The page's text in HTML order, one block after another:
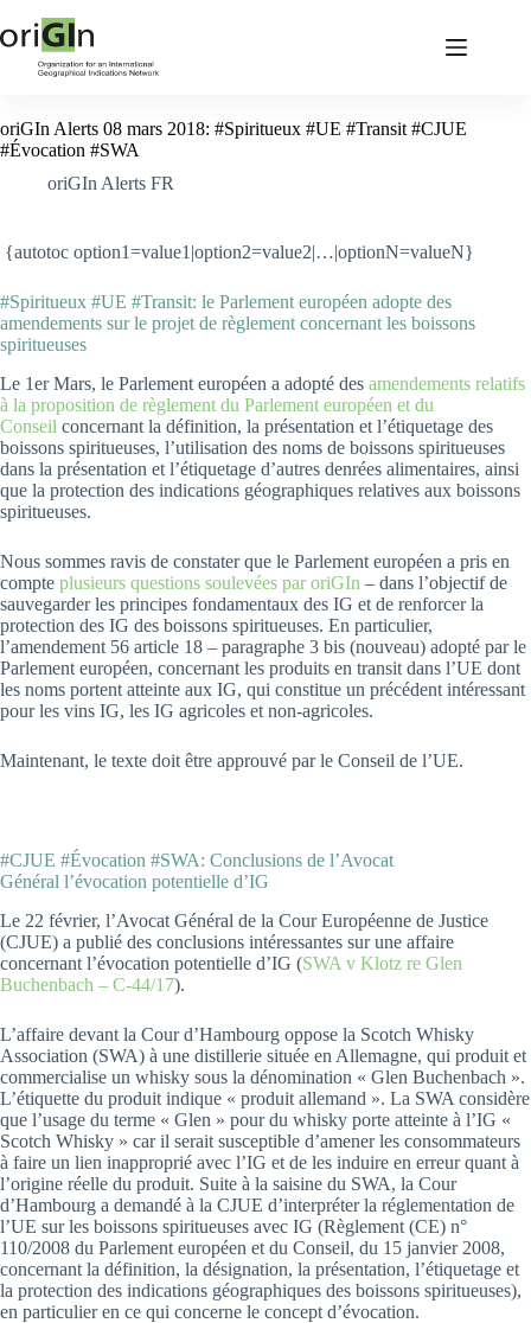
oriGIn Alerts 08 mars 2018: #Spiritueux #UE #Transit #CJUE
#Évocation #SWA
oriGIn Alerts FR
{autotoc option1=value1|option2=value2|…|optionN=valueN}
#Spiritueux #UE #Transit: le Parlement européen adopte des
amendements sur le projet de règlement concernant les boissons
spiritueuses
Le 1er Mars, le Parlement européen a adopté des amendements relatifs
à la proposition de règlement du Parlement européen et du
Conseil concernant la définition, la présentation et l’étiquetage des
boissons spiritueuses, l’utilisation des noms de boissons spiritueuses
dans la présentation et l’étiquetage d’autres denrées alimentaires, ainsi
que la protection des indications géographiques relatives aux boissons
spiritueuses.
Nous sommes ravis de constater que le Parlement européen a pris en
compte plusieurs questions soulevées par oriGIn – dans l’objectif de
sauvegarder les principes fondamentaux des IG et de renforcer la
protection des IG des boissons spiritueuses. En particulier,
l’amendement 56 article 18 – paragraphe 3 bis (nouveau) adopté par le
Parlement européen, concernant les produits en transit dans l’UE dont
les noms portent atteinte aux IG, qui constitue un précédent intéressant
pour les vins IG, les IG agricoles et non-agricoles.
Maintenant, le texte doit être approuvé par le Conseil de l’UE.
#CJUE #Évocation #SWA: Conclusions de l’Avocat
Général l’évocation potentielle d’IG
Le 22 février, l’Avocat Général de la Cour Européenne de Justice
(CJUE) a publié des conclusions intéressantes sur une affaire
concernant l’évocation potentielle d’IG (SWA v Klotz re Glen
Buchenbach – C-44/17).
L’affaire devant la Cour d’Hambourg oppose la Scotch Whisky
Association (SWA) à une distillerie située en Allemagne, qui produit et
commercialise un whisky sous la dénomination « Glen Buchenbach ».
L’étiquette du produit indique « produit allemand ». La SWA considère
que l’usage du terme « Glen » pour du whisky porte atteinte à l’IG «
Scotch Whisky » car il serait susceptible d’amener les consommateurs
à faire un lien inapproprié avec l’IG et de les induire en erreur quant à
l’origine réelle du produit. Suite à la saisine du SWA, la Cour
d’Hambourg a demandé à la CJUE d’interpréter la réglementation de
l’UE sur les boissons spiritueuses avec IG (Règlement (CE) n°
110/2008 du Parlement européen et du Conseil, du 15 janvier 2008,
concernant la définition, la désignation, la présentation, l’étiquetage et
la protection des indications géographiques des boissons spiritueuses),
en particulier en ce qui concerne le concept d’évocation.